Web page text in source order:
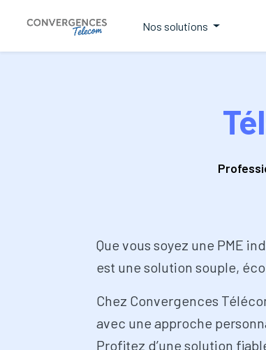
Nos solutions
Que vous soyez une PME
est une solution souple,
Chez Convergences
avec une approche
Profitez d’une solution